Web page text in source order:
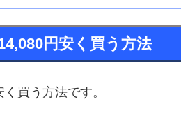
円安く買う方法
買う方法です。